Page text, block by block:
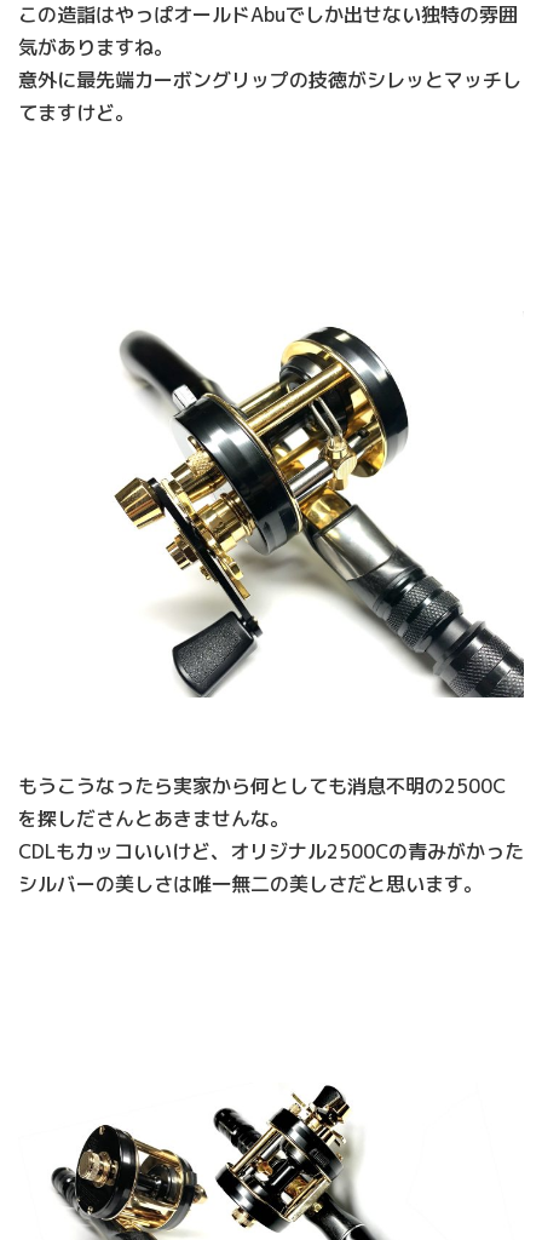
この造詣はやっぱオールドAbuでしか出せない独特の雰囲
気がありますね。
意外に最先端カーボングリップの技徳がシレッとマッチし
てますけど。
もうこうなったら実家から何としても消息不明の2500C
を探しださんとあきませんな。
CDLもカッコいいけど、オリジナル2500Cの青みがかった
シルバーの美しさは唯一無二の美しさだと思います。